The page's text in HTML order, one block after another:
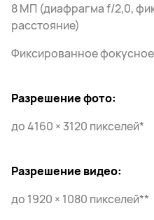
8 МП (диафрагма f/2,0,
расстояние)
Фиксированное
Разрешение фото:
до 4160 × 3120 пикселей*
Разрешение видео:
до 1920 × 1080 пикселей**